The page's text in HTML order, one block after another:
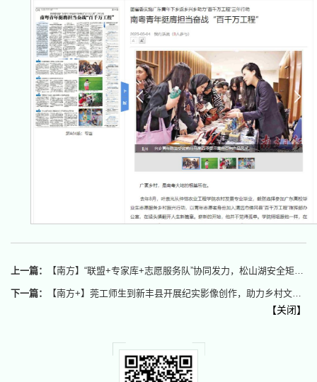
上一篇： 【南方】“联盟+专家库+志愿服务队”协同发力，松山湖安全矩阵成立
下一篇： 【南方+】莞工师生到新丰县开展纪实影像创作，助力乡村文化振兴
【关闭】